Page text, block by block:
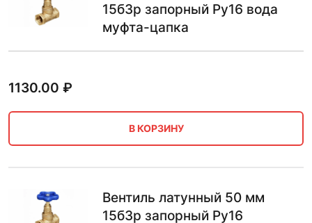
15б3р запорный Ру16 вода
муфта-цапка
1130.00 ₽
В КОРЗИНУ
Вентиль латунный 50 мм
15б3р запорный Ру16